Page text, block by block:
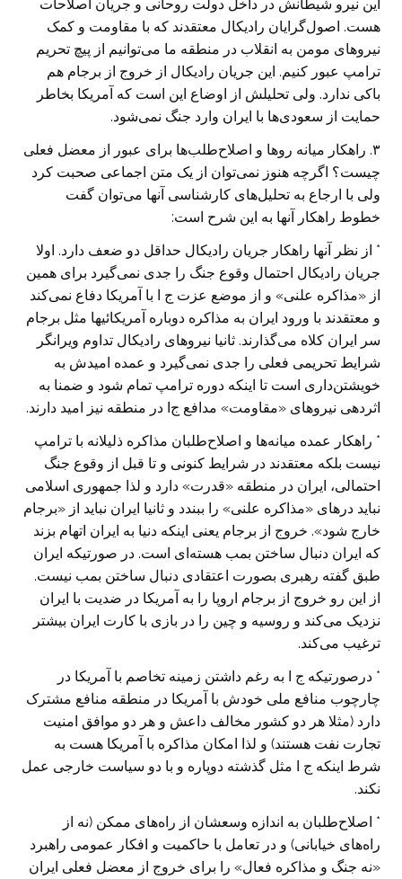
این نیرو شیطانش در داخل دولت روحانی و جریان اصلاحات
هست. اصول‌گرایان رادیکال معتقدند که با مقاومت و کمک
نیروهای مومن به انقلاب در منطقه ما می‌توانیم از پیچ تحریم
ترامپ عبور کنیم. این جریان رادیکال از خروج از برجام هم
باکی ندارد. ولی تحلیلش از اوضاع این است که آمریکا بخاطر
حمایت از سعودی‌ها با ایران وارد جنگ نمی‌شود.
۳. راهکار میانه روها و اصلاح‌طلب‌ها برای عبور از معضل فعلی
چیست؟ اگرچه هنوز نمی‌توان از یک متن اجماعی صحبت کرد
ولی با ارجاع به تحلیل‌های کارشناسی آنها می‌توان گفت
خطوط راهکار آنها به این شرح است:
* از نظر آنها راهکار جریان رادیکال حداقل دو ضعف دارد. اولا
جریان رادیکال احتمال وقوع جنگ را جدی نمی‌گیرد برای همین
از «مذاکره علنی» و از موضع عزت ج ا با آمریکا دفاع نمی‌کند
و معتقدند با ورود ایران به مذاکره دوباره آمریکائیها مثل برجام
سر ایران کلاه می‌گذارند. ثانیا نیروهای رادیکال تداوم ویرانگر
شرایط تحریمی فعلی را جدی نمی‌گیرد و عمده امیدش به
خویشتن‌داری است تا اینکه دوره ترامپ تمام شود و ضمنا به
اثردهی نیروهای «مقاومت» مدافع ج‌ا در منطقه ‌نیز امید دارند.
* راهکار عمده میانه‌ها و اصلاح‌طلبان مذاکره ذلیلانه با ترامپ
نیست بلکه معتقدند در شرایط کنونی و تا قبل از وقوع جنگ
احتمالی، ایران در منطقه «قدرت» دارد و لذا جمهوری اسلامی
نباید درهای «مذاکره علنی» را ببندد و ثانیا ایران نباید از «برجام
خارج شود». خروج از برجام یعنی اینکه دنیا به ایران اتهام بزند
که ایران دنبال ساختن بمب هسته‌ای است. در صورتیکه ایران
طبق گفته رهبری بصورت اعتقادی دنبال ساختن بمب نیست.
از این رو خروج از برجام اروپا را به آمریکا در ضدیت با ایران
نزدیک می‌کند و روسیه و چین را در بازی با کارت ایران بیشتر
ترغیب می‌کند.
* درصورتیکه ج ا به رغم داشتن زمینه تخاصم با آمریکا در
چارچوب منافع ملی خودش با آمریکا در منطقه منافع مشترک
دارد (مثلا هر دو کشور مخالف داعش و هر دو موافق امنیت
تجارت نفت هستند) و لذا امکان مذاکره با آمریکا هست به
شرط اینکه ج ا مثل گذشته دوپاره و با دو سیاست خارجی عمل
نکند.
* اصلاح‌طلبان به اندازه وسعشان از راه‌های ممکن (نه از
راه‌های خیابانی) و در تعامل با حاکمیت و افکار عمومی راهبرد
«نه جنگ و مذاکره فعال» را برای خروج از معضل فعلی ایران